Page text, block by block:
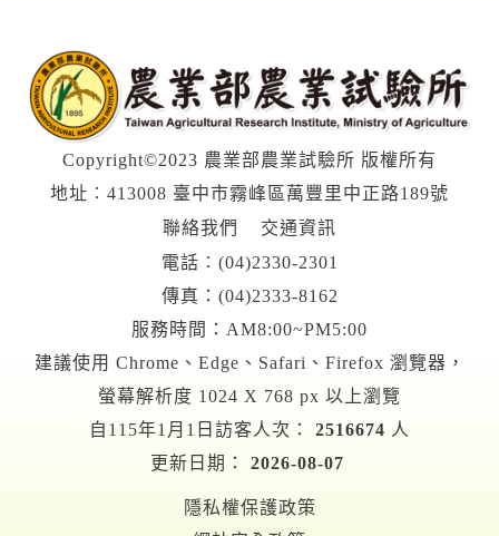
Copyright©2023 農業部農業試驗所 版權所有
地址︰413008 臺中市霧峰區萬豐里中正路189號
聯絡我們
交通資訊
電話︰ (04)2330-2301
傳真：(04)2333-8162
服務時間：AM8:00~PM5:00
建議使用 Chrome、Edge、Safari、Firefox 瀏覽器，
螢幕解析度 1024 X 768 px 以上瀏覽
自115年1月1日訪客人次：
2516674 人
更新日期：
2026-08-07
隱私權保護政策